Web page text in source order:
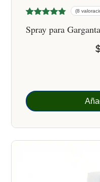
con4.63
de 5 en
(8
Spray para